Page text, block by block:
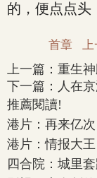
的，便点点头
首章 上
上一篇： 重生
下一篇： 人在
推薦閱讀!
港片：再来亿
港片：情报大
四合院：城里